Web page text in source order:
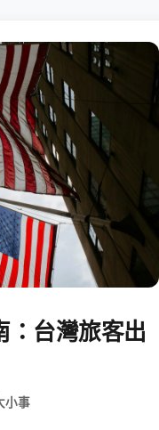
台灣旅客出
小事